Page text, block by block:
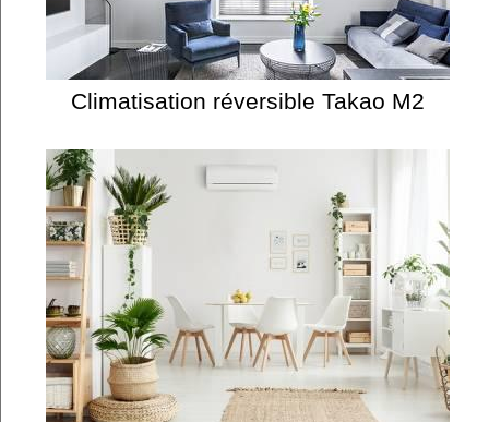
Climatisation réversible Takao M2